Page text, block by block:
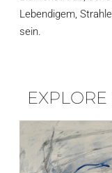
Lebendigem,
sein.